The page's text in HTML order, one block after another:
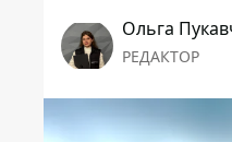
Ольга
РЕДАКТОР